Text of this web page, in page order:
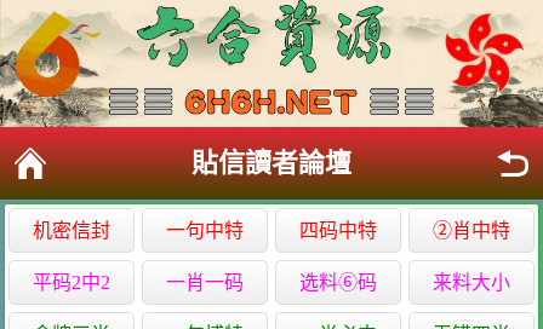
貼信讀者論壇
机密信封 一句中特 四码中特 ②肖中特
平码2中2 一肖一码 选料⑥码 来料大小